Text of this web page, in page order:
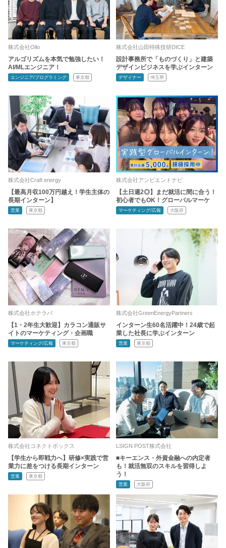
株式会社Ollo
アルゴリズムを本気で勉強したい！
AI/MLエンジニア！
エンジニア/プログラミング 東京都
株式会社山田特殊技研DICE
設計事務所で「ものづくり」と建築
デザインビジネスを学ぶインターン
デザイナー 埼玉県
株式会社Craft energy
【最高月収100万円越え！学生主体の
長期インターン】
営業 東京都
株式会社アンビエントナビ
【土日週2◎】まだ就活に間に合う！
初心者でもOK！グローバルマーケ
マーケティング/広報 大阪府
株式会社ホテラバ
【1・2年生大歓迎】カラコン通販サ
イトのマーケティング・企画職
マーケティング/広報 東京都
株式会社GreenEnergyPartners
インターン生60名活躍中！24歳で起
業した社長に学ぶインターン
営業 東京都
株式会社コネクトボックス
【学生から即戦力へ】研修×実践で営
業力に差をつける長期インターン
営業 東京都
LSIGN POST株式会社
■キーエンス・外資金融への内定者
も！就活無双のスキルを習得しよ
う！
営業 大阪府